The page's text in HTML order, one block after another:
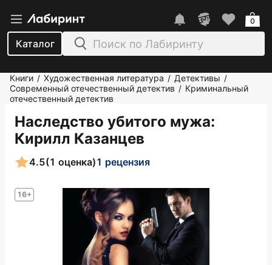
Каталог
0
Книги / Художественная литература / Детективы /
Современный отечественный детектив / Криминальный
отечественный детектив
Наследство убитого мужа:
Кирилл Казанцев
16+
4.5(1 оценка)1 рецензия